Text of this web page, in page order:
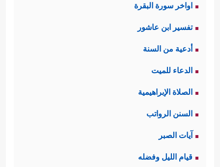
اواخر سورة البقرة
تفسير ابن عاشور
أدعية من السنة
الدعاء للميت
الصلاة الإبراهيمية
السنن الرواتب
آيات الصبر
قيام الليل وفضله